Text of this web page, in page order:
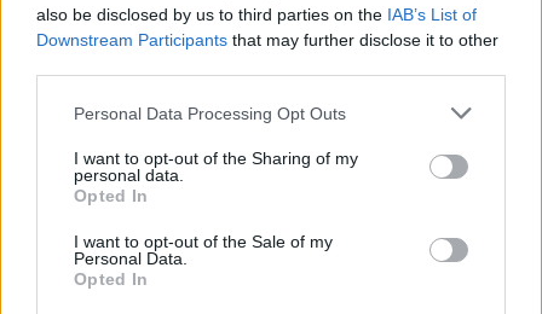
also be disclosed by us to third parties on the IAB’s List of
Downstream Participants that may further disclose it to other
Personal Data Processing Opt Outs
I want to opt-out of the Sharing of my
personal data.
Opted In
I want to opt-out of the Sale of my
Personal Data.
Opted In